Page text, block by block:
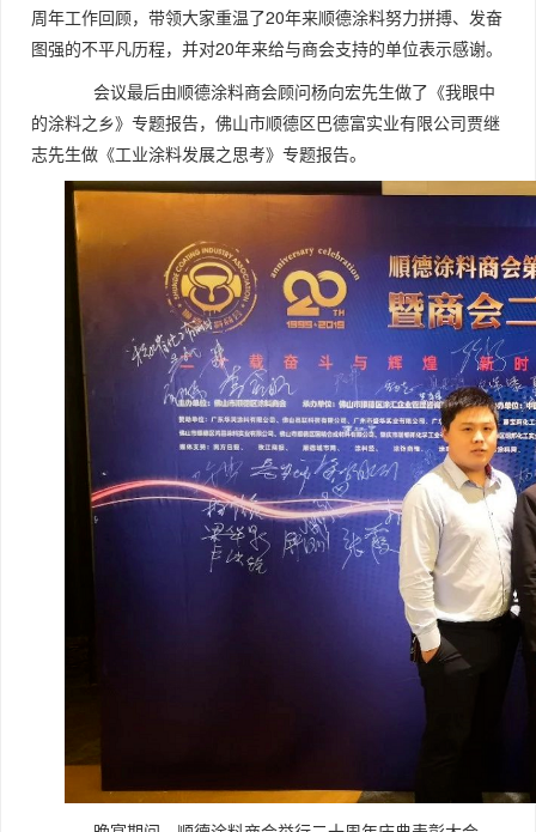
周年工作回顾，带领大家重温了20年来顺德涂料努力拼搏、发奋
图强的不平凡历程，并对20年来给与商会支持的单位表示感谢。
会议最后由顺德涂料商会顾问杨向宏先生做了《我眼中
的涂料之乡》专题报告，佛山市顺德区巴德富实业有限公司贾继
志先生做《工业涂料发展之思考》专题报告。